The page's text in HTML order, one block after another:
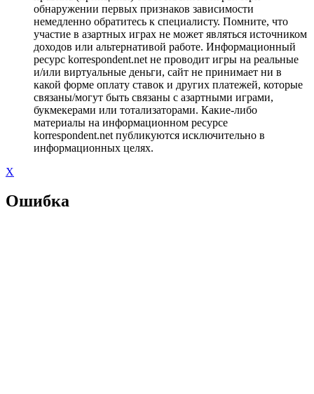
обнаружении первых признаков зависимости
немедленно обратитесь к специалисту. Помните, что
участие в азартных играх не может являться источником
доходов или альтернативой работе. Информационный
ресурс korrespondent.net не проводит игры на реальные
и/или виртуальные деньги, сайт не принимает ни в
какой форме оплату ставок и других платежей, которые
связаны/могут быть связаны с азартными играми,
букмекерами или тотализаторами. Какие-либо
материалы на информационном ресурсе
korrespondent.net публикуются исключительно в
информационных целях.
X
Ошибка